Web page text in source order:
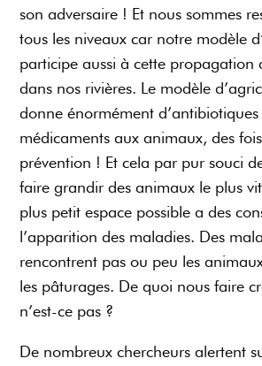
son adversaire ! Et nous sommes
tous les niveaux car notre modèle
participe aussi à cette propagation
dans nos rivières. Le modèle
donne énormément
médicaments aux animaux, des
prévention ! Et cela par pur souci
faire grandir des animaux le plus
plus petit espace possible a des
l’apparition des maladies. Des
rencontrent pas ou peu les
les pâturages. De quoi nous faire
n’est-ce pas ?
De nombreux chercheurs alertent